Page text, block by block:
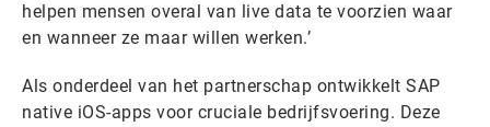
helpen mensen overal van live data te voorzien waar
en wanneer ze maar willen werken.’
Als onderdeel van het partnerschap ontwikkelt SAP
native iOS-apps voor cruciale bedrijfsvoering. Deze